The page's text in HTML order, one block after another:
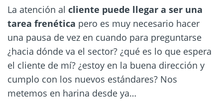
La atención al cliente puede llegar a ser una
tarea frenética pero es muy necesario hacer
una pausa de vez en cuando para preguntarse
¿hacia dónde va el sector? ¿qué es lo que espera
el cliente de mí? ¿estoy en la buena dirección y
cumplo con los nuevos estándares? Nos
metemos en harina desde ya…